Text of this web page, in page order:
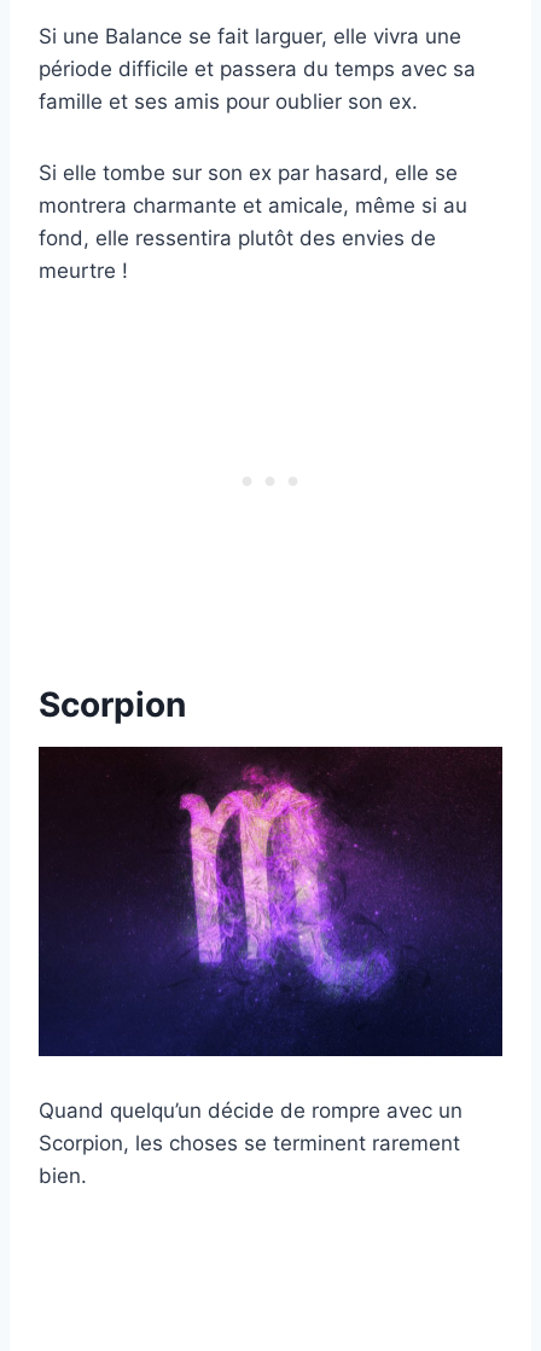
Si une Balance se fait larguer, elle vivra une
période difficile et passera du temps avec sa
famille et ses amis pour oublier son ex.
Si elle tombe sur son ex par hasard, elle se
montrera charmante et amicale, même si au
fond, elle ressentira plutôt des envies de
meurtre !
Scorpion
Quand quelqu’un décide de rompre avec un
Scorpion, les choses se terminent rarement
bien.